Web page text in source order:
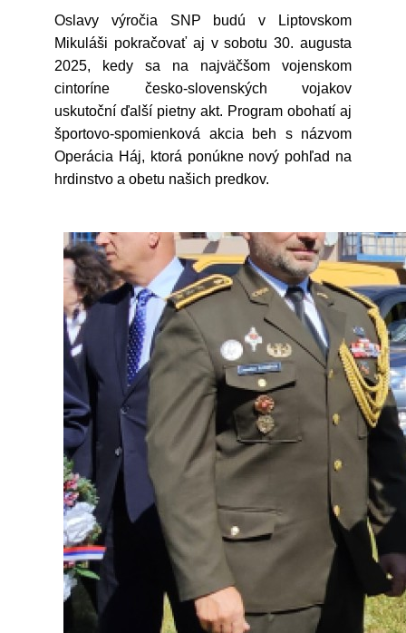
Oslavy výročia SNP budú v Liptovskom
Mikuláši pokračovať aj v sobotu 30. augusta
2025, kedy sa na najväčšom vojenskom
cintoríne česko-slovenských vojakov
uskutoční ďalší pietny akt. Program obohatí aj
športovo-spomienková akcia beh s názvom
Operácia Háj, ktorá ponúkne nový pohľad na
hrdinstvo a obetu našich predkov.